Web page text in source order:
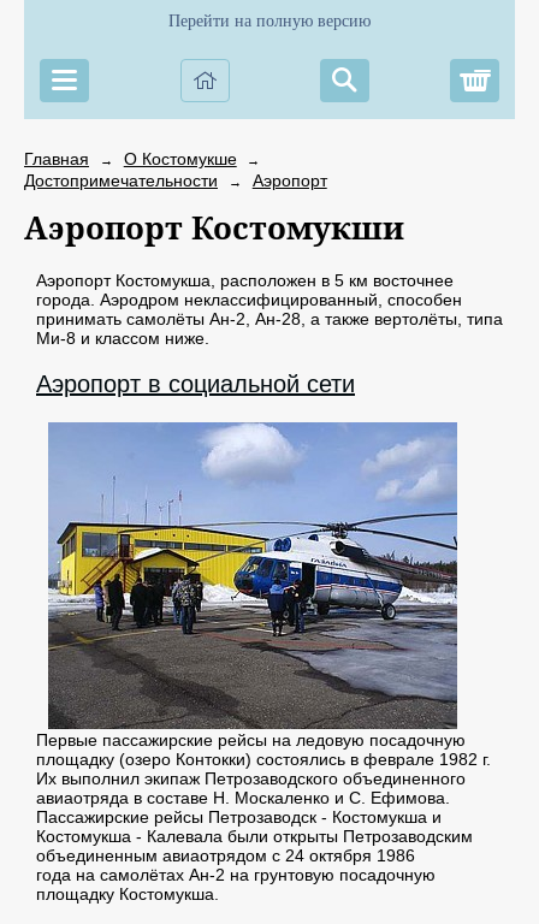
Перейти на полную версию
Главная → О Костомукше →
Достопримечательности → Аэропорт
Аэропорт Костомукши
Аэропорт Костомукша, расположен в 5 км восточнее
города. Аэродром неклассифицированный, способен
принимать самолёты Ан-2, Ан-28, а также вертолёты, типа
Ми-8 и классом ниже.
Аэропорт в социальной сети
Первые пассажирские рейсы на ледовую посадочную
площадку (озеро Контокки) состоялись в феврале 1982 г.
Их выполнил экипаж Петрозаводского объединенного
авиаотряда в составе Н. Москаленко и С. Ефимова.
Пассажирские рейсы Петрозаводск - Костомукша и
Костомукша - Калевала были открыты Петрозаводским
объединенным авиаотрядом с 24 октября 1986
года на самолётах Ан-2 на грунтовую посадочную
площадку Костомукша.